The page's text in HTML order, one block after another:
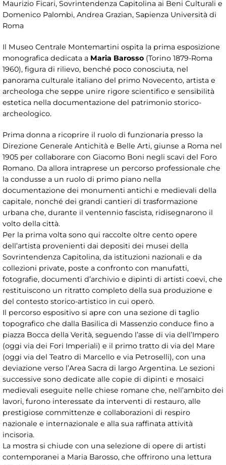
Maurizio Ficari, Sovrintendenza Capitolina ai Beni Culturali e
Domenico Palombi, Andrea Grazian, Sapienza Università di
Roma
Il Museo Centrale Montemartini ospita la prima esposizione
monografica dedicata a Maria Barosso (Torino 1879-Roma
1960), figura di rilievo, benché poco conosciuta, nel
panorama culturale italiano del primo Novecento, artista e
archeologa che seppe unire rigore scientifico e sensibilità
estetica nella documentazione del patrimonio storico-
archeologico.
Prima donna a ricoprire il ruolo di funzionaria presso la
Direzione Generale Antichità e Belle Arti, giunse a Roma nel
1905 per collaborare con Giacomo Boni negli scavi del Foro
Romano. Da allora intraprese un percorso professionale che
la condusse a un ruolo di primo piano nella
documentazione dei monumenti antichi e medievali della
capitale, nonché dei grandi cantieri di trasformazione
urbana che, durante il ventennio fascista, ridisegnarono il
volto della città.
Per la prima volta sono qui raccolte oltre cento opere
dell’artista provenienti dai depositi dei musei della
Sovrintendenza Capitolina, da istituzioni nazionali e da
collezioni private, poste a confronto con manufatti,
fotografie, documenti d’archivio e dipinti di artisti coevi, che
restituiscono un ritratto completo della sua produzione e
del contesto storico-artistico in cui operò.
Il percorso espositivo si apre con una sezione di taglio
topografico che dalla Basilica di Massenzio conduce fino a
piazza Bocca della Verità, seguendo l’asse di via dell’Impero
(oggi via dei Fori Imperiali) e il primo tratto di via del Mare
(oggi via del Teatro di Marcello e via Petroselli), con una
deviazione verso l’Area Sacra di largo Argentina. Le sezioni
successive sono dedicate alle copie di dipinti e mosaici
medievali eseguite nelle chiese romane che, nell’ambito dei
lavori, furono interessate da interventi di restauro, alle
prestigiose committenze e collaborazioni di respiro
nazionale e internazionale e alla sua raffinata attività
incisoria.
La mostra si chiude con una selezione di opere di artisti
contemporanei a Maria Barosso, che offrirono una lettura